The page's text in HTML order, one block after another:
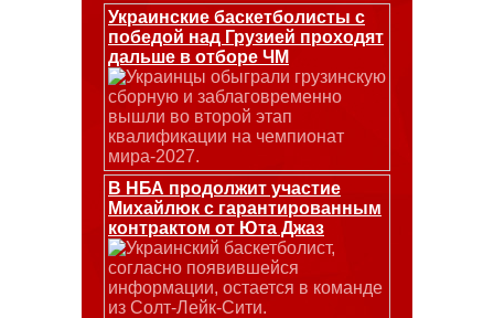
Украинские баскетболисты с
победой над Грузией проходят
дальше в отборе ЧМ
Украинцы обыграли грузинскую
сборную и заблаговременно
вышли во второй этап
квалификации на чемпионат
мира-2027.
В НБА продолжит участие
Михайлюк с гарантированным
контрактом от Юта Джаз
Украинский баскетболист,
согласно появившейся
информации, остается в команде
из Солт-Лейк-Сити.